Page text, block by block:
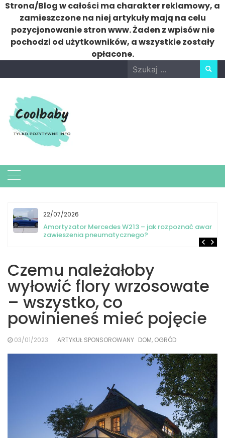
Strona/Blog w całości ma charakter reklamowy, a
zamieszczone na niej artykuły mają na celu
pozycjonowanie stron www. Żaden z wpisów nie
pochodzi od użytkowników, a wszystkie zostały
opłacone.
to
Search
for:
22/07/2026
Amortyzator Mercedes W213 – jak rozpoznać awarię
zawieszenia pneumatycznego?
Czemu należałoby
wyłowić flory wrzosowate
– wszystko, co
powinieneś mieć pojęcie
03/01/2023 ARTYKUŁ SPONSOROWANY DOM, OGRÓD